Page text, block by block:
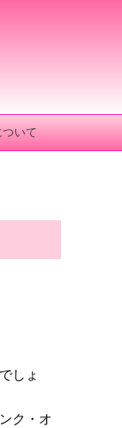
いて
でしょ
ク・オ